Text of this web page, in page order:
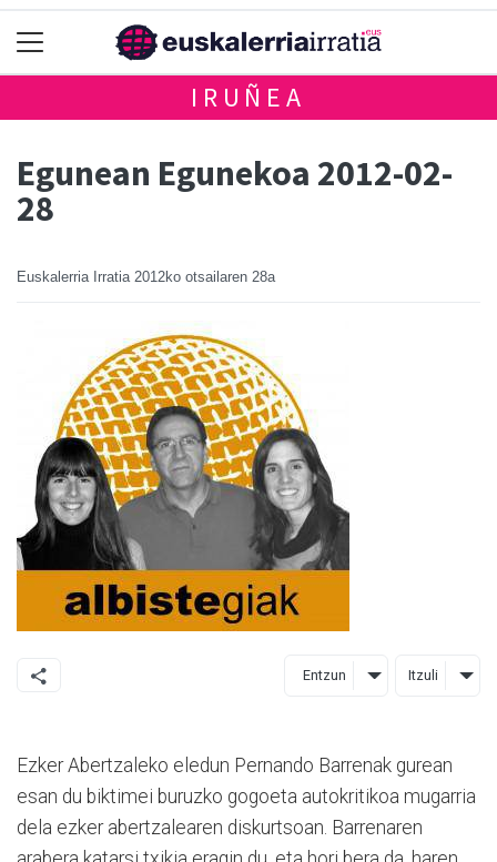
IRUÑEA
Egunean Egunekoa 2012-02-
28
Euskalerria Irratia 2012ko otsailaren 28a
Entzun Itzuli
Ezker Abertzaleko eledun Pernando Barrenak gurean
esan du biktimei buruzko gogoeta autokritikoa mugarria
dela ezker abertzalearen diskurtsoan. Barrenaren